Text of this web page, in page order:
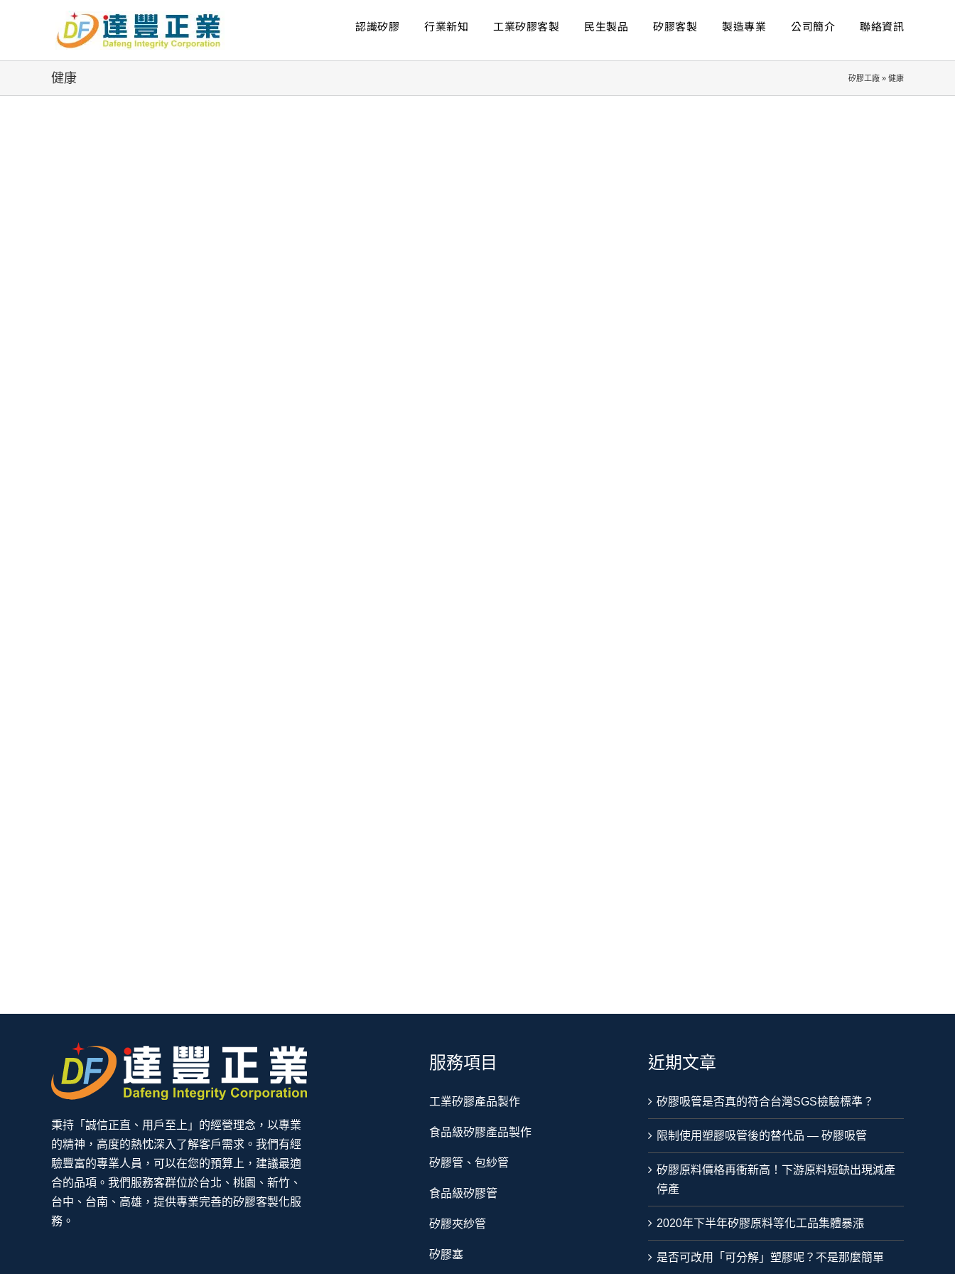
認識矽膠 行業新知 工業矽膠客製 民生製品 矽膠客製 製造專業 公司簡介 聯絡資訊
健康 矽膠工廠 » 健康
秉持「誠信正直、用戶至上」的經營理念，以專業
的精神，高度的熱忱深入了解客戶需求。我們有經
驗豐富的專業人員，可以在您的預算上，建議最適
合的品項。我們服務客群位於台北、桃園、新竹、
台中、台南、高雄，提供專業完善的矽膠客製化服
務。
服務項目
工業矽膠產品製作
食品級矽膠產品製作
矽膠管、包紗管
食品級矽膠管
矽膠夾紗管
矽膠塞
近期文章
矽膠吸管是否真的符合台灣SGS檢驗標準？
限制使用塑膠吸管後的替代品 — 矽膠吸管
矽膠原料價格再衝新高！下游原料短缺出現減產
停產
2020年下半年矽膠原料等化工品集體暴漲
是否可改用「可分解」塑膠呢？不是那麼簡單